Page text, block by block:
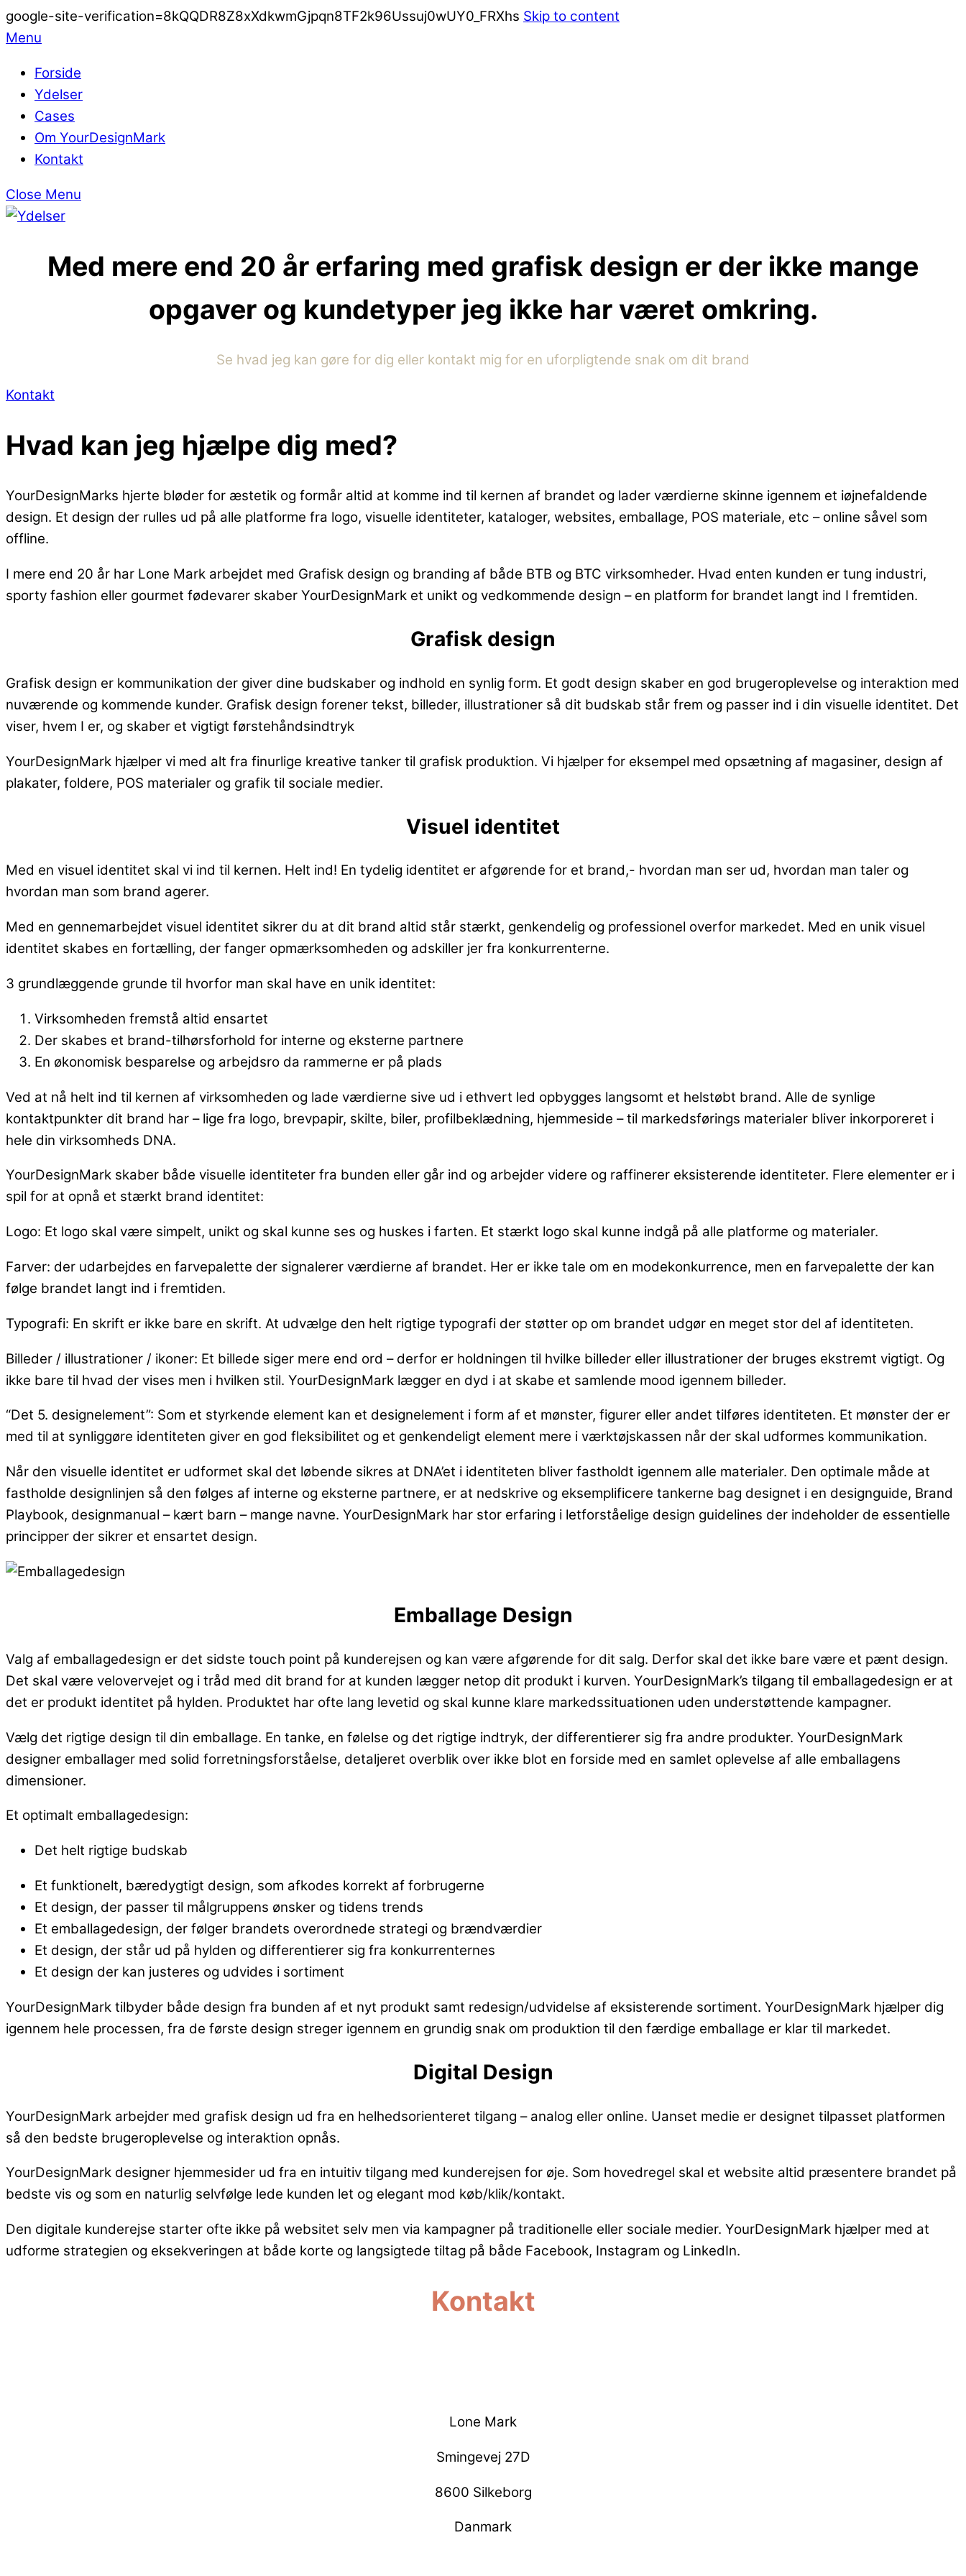
google-site-verification=8kQQDR8Z8xXdkwmGjpqn8TF2k96Ussuj0wUY0_FRXhs Skip to content
Menu
Forside
Ydelser
Cases
Om YourDesignMark
Kontakt
Close Menu
Med mere end 20 år erfaring med grafisk design er der ikke mange
opgaver og kundetyper jeg ikke har været omkring.
Se hvad jeg kan gøre for dig eller kontakt mig for en uforpligtende snak om dit brand
Kontakt
Hvad kan jeg hjælpe dig med?
YourDesignMarks hjerte bløder for æstetik og formår altid at komme ind til kernen af brandet og lader værdierne skinne igennem et iøjnefaldende
design. Et design der rulles ud på alle platforme fra logo, visuelle identiteter, kataloger, websites, emballage, POS materiale, etc – online såvel som
offline.
I mere end 20 år har Lone Mark arbejdet med Grafisk design og branding af både BTB og BTC virksomheder. Hvad enten kunden er tung industri,
sporty fashion eller gourmet fødevarer skaber YourDesignMark et unikt og vedkommende design – en platform for brandet langt ind I fremtiden.
Grafisk design
Grafisk design er kommunikation der giver dine budskaber og indhold en synlig form. Et godt design skaber en god brugeroplevelse og interaktion med
nuværende og kommende kunder. Grafisk design forener tekst, billeder, illustrationer så dit budskab står frem og passer ind i din visuelle identitet. Det
viser, hvem I er, og skaber et vigtigt førstehåndsindtryk
YourDesignMark hjælper vi med alt fra finurlige kreative tanker til grafisk produktion. Vi hjælper for eksempel med opsætning af magasiner, design af
plakater, foldere, POS materialer og grafik til sociale medier.
Visuel identitet
Med en visuel identitet skal vi ind til kernen. Helt ind! En tydelig identitet er afgørende for et brand,- hvordan man ser ud, hvordan man taler og
hvordan man som brand agerer.
Med en gennemarbejdet visuel identitet sikrer du at dit brand altid står stærkt, genkendelig og professionel overfor markedet. Med en unik visuel
identitet skabes en fortælling, der fanger opmærksomheden og adskiller jer fra konkurrenterne.
3 grundlæggende grunde til hvorfor man skal have en unik identitet:
Virksomheden fremstå altid ensartet
Der skabes et brand-tilhørsforhold for interne og eksterne partnere
En økonomisk besparelse og arbejdsro da rammerne er på plads
Ved at nå helt ind til kernen af virksomheden og lade værdierne sive ud i ethvert led opbygges langsomt et helstøbt brand. Alle de synlige
kontaktpunkter dit brand har – lige fra logo, brevpapir, skilte, biler, profilbeklædning, hjemmeside – til markedsførings materialer bliver inkorporeret i
hele din virksomheds DNA.
YourDesignMark skaber både visuelle identiteter fra bunden eller går ind og arbejder videre og raffinerer eksisterende identiteter. Flere elementer er i
spil for at opnå et stærkt brand identitet:
Logo: Et logo skal være simpelt, unikt og skal kunne ses og huskes i farten. Et stærkt logo skal kunne indgå på alle platforme og materialer.
Farver: der udarbejdes en farvepalette der signalerer værdierne af brandet. Her er ikke tale om en modekonkurrence, men en farvepalette der kan
følge brandet langt ind i fremtiden.
Typografi: En skrift er ikke bare en skrift. At udvælge den helt rigtige typografi der støtter op om brandet udgør en meget stor del af identiteten.
Billeder / illustrationer / ikoner: Et billede siger mere end ord – derfor er holdningen til hvilke billeder eller illustrationer der bruges ekstremt vigtigt. Og
ikke bare til hvad der vises men i hvilken stil. YourDesignMark lægger en dyd i at skabe et samlende mood igennem billeder.
“Det 5. designelement”: Som et styrkende element kan et designelement i form af et mønster, figurer eller andet tilføres identiteten. Et mønster der er
med til at synliggøre identiteten giver en god fleksibilitet og et genkendeligt element mere i værktøjskassen når der skal udformes kommunikation.
Når den visuelle identitet er udformet skal det løbende sikres at DNA’et i identiteten bliver fastholdt igennem alle materialer. Den optimale måde at
fastholde designlinjen så den følges af interne og eksterne partnere, er at nedskrive og eksemplificere tankerne bag designet i en designguide, Brand
Playbook, designmanual – kært barn – mange navne. YourDesignMark har stor erfaring i letforståelige design guidelines der indeholder de essentielle
principper der sikrer et ensartet design.
Emballage Design
Valg af emballagedesign er det sidste touch point på kunderejsen og kan være afgørende for dit salg. Derfor skal det ikke bare være et pænt design.
Det skal være velovervejet og i tråd med dit brand for at kunden lægger netop dit produkt i kurven. YourDesignMark’s tilgang til emballagedesign er at
det er produkt identitet på hylden. Produktet har ofte lang levetid og skal kunne klare markedssituationen uden understøttende kampagner.
Vælg det rigtige design til din emballage. En tanke, en følelse og det rigtige indtryk, der differentierer sig fra andre produkter. YourDesignMark
designer emballager med solid forretningsforståelse, detaljeret overblik over ikke blot en forside med en samlet oplevelse af alle emballagens
dimensioner.
Et optimalt emballagedesign:
Det helt rigtige budskab
Et funktionelt, bæredygtigt design, som afkodes korrekt af forbrugerne
Et design, der passer til målgruppens ønsker og tidens trends
Et emballagedesign, der følger brandets overordnede strategi og brændværdier
Et design, der står ud på hylden og differentierer sig fra konkurrenternes
Et design der kan justeres og udvides i sortiment
YourDesignMark tilbyder både design fra bunden af et nyt produkt samt redesign/udvidelse af eksisterende sortiment. YourDesignMark hjælper dig
igennem hele processen, fra de første design streger igennem en grundig snak om produktion til den færdige emballage er klar til markedet.
Digital Design
YourDesignMark arbejder med grafisk design ud fra en helhedsorienteret tilgang – analog eller online. Uanset medie er designet tilpasset platformen
så den bedste brugeroplevelse og interaktion opnås.
YourDesignMark designer hjemmesider ud fra en intuitiv tilgang med kunderejsen for øje. Som hovedregel skal et website altid præsentere brandet på
bedste vis og som en naturlig selvfølge lede kunden let og elegant mod køb/klik/kontakt.
Den digitale kunderejse starter ofte ikke på websitet selv men via kampagner på traditionelle eller sociale medier. YourDesignMark hjælper med at
udforme strategien og eksekveringen at både korte og langsigtede tiltag på både Facebook, Instagram og LinkedIn.
Kontakt
Lone Mark
Smingevej 27D
8600 Silkeborg
Danmark